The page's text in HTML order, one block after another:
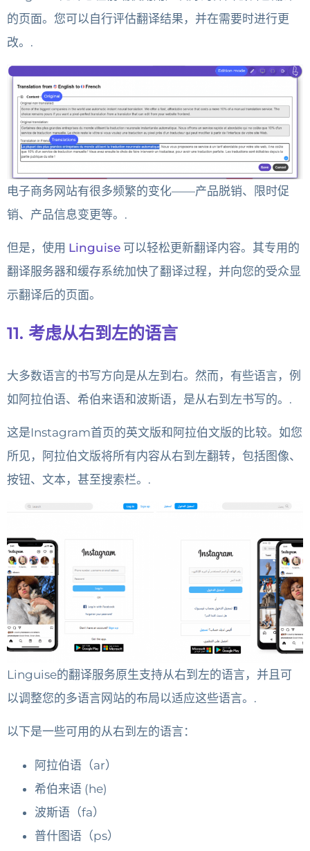
的页面。您可以自行评估翻译结果，并在需要时进行更
改。.
电子商务网站有很多频繁的变化——产品脱销、限时促
销、产品信息变更等。.
但是，使用 Linguise 可以轻松更新翻译内容。其专用的
翻译服务器和缓存系统加快了翻译过程，并向您的受众显
示翻译后的页面。
11. 考虑从右到左的语言
大多数语言的书写方向是从左到右。然而，有些语言，例
如阿拉伯语、希伯来语和波斯语，是从右到左书写的。.
这是Instagram首页的英文版和阿拉伯文版的比较。如您
所见，阿拉伯文版将所有内容从右到左翻转，包括图像、
按钮、文本，甚至搜索栏。.
Linguise的翻译服务原生支持从右到左的语言，并且可
以调整您的多语言网站的布局以适应这些语言。.
以下是一些可用的从右到左的语言：
阿拉伯语（ar）
希伯来语 (he)
波斯语（fa）
普什图语（ps）